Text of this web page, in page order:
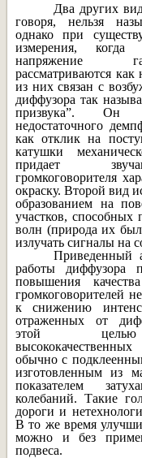
Два других
говоря, нельзя
однако при
измерения, когда
напряжение
рассматриваются
из них связан с
диффузора так
призвука”. Он
недостаточного
как отклик на
катушки
придает
громкоговорителя
окраску. Второй вид
образованием на
участков, способных
волн (природа их
излучать сигналы на
Приведенный
работы диффузора
повышения
громкоговорителей
к снижению
отраженных от
этой
обычно с
изготовленным из
показателем
колебаний. Такие
дороги и
В то же время
можно и без
подвеса.